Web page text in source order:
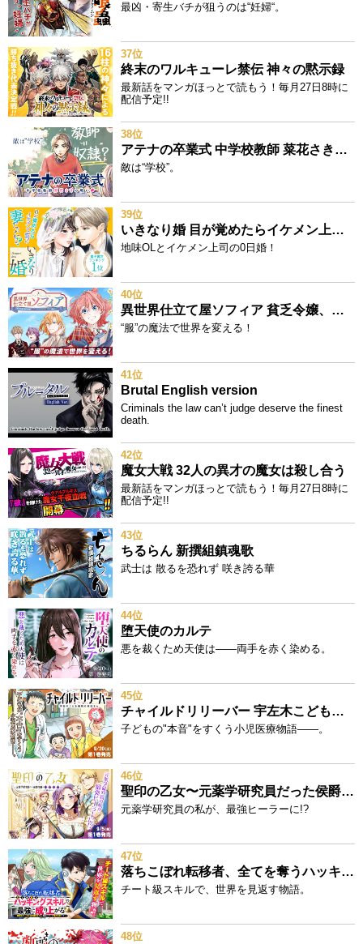
最凶・寄生バチが狙うのは“妊婦“。
37位
終末のワルキューレ禁伝 神々の黙示録
最新話をマンガほっとで読もう！毎月27日8時に
配信予定!!
38位
アテナの卒業式 中学校教師 菜花さきの戦い
敵は“学校”。
39位
いきなり婚 目が覚めたらイケメン上司の妻だった!?
地味OLとイケメン上司の0日婚！
40位
異世界仕立て屋ソフィア 貧乏令嬢、現代知識で服を作ってみんなの暮らしを豊かにします
“服”の魔法で世界を変える！
41位
Brutal English version
Criminals the law can’t judge deserve the finest
death.
42位
魔女大戦 32人の異才の魔女は殺し合う
最新話をマンガほっとで読もう！毎月27日8時に
配信予定!!
43位
ちるらん 新撰組鎮魂歌
武士は 散るを恐れず 咲き誇る華
44位
堕天使のカルテ
悪を裁くため天使は——両手を赤く染める。
45位
チャイルドリリーバー 宇左木こども病院の時田さん
子どもの"本音"をすくう小児医療物語——。
46位
聖印の乙女〜元薬学研究員だった侯爵令嬢は婚約辞退してハイヒーラーを目指します～
元薬学研究員の私が、最強ヒーラーに!?
47位
落ちこぼれ転移者、全てを奪うハッキングスキルで最強に成り上がる ～最強ステータスも最強スキルも、触れただけで俺のものです～
チート級スキルで、世界を見返す物語。
48位